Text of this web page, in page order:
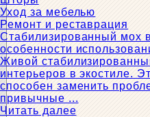
Уход за мебелью
Ремонт и реставрация
Стабилизированный мох
особенности
Живой
интерьеров в экостиле.
способен заменить
привычные ...
Читать далее